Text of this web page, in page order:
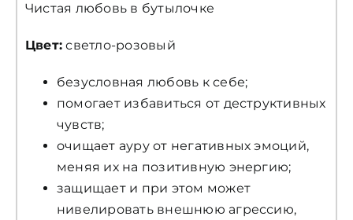
Чистая любовь в бутылочке
Цвет: светло-розовый
безусловная любовь к себе;
помогает избавиться от деструктивных
чувств;
очищает ауру от негативных эмоций,
меняя их на позитивную энергию;
защищает и при этом может
нивелировать внешнюю агрессию,